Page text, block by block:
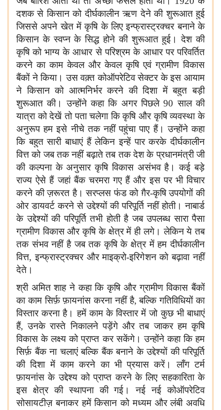
दशक से किसान को दीर्घकालीन ऋण देने की शुरूआत हुई
जिससे अपने खेत में कृषि के लिए इन्फ्रास्ट्रक्चर बनाने के
किसान के स्वप्न के सिद्ध होने की शुरूआत हुई। देश की
कृषि को भाग्य के आधार से परिश्रम के आधार पर परिवर्तित
करने का काम केवल और केवल कृषि एवं ग्रामीण विकास
बैंकों ने किया। उस वक़्त कोऑपरेटिव सेक्टर के इस आयाम
ने किसान को आत्मनिर्भर करने की दिशा में बहुत बड़ी
शुरूआत की। उन्होंने कहा कि अगर पिछले 90 साल की
यात्रा को देखें तो पता चलेगा कि कृषि और कृषि व्यवस्था के
अनुरूप हम इसे नीचे तक नहीं पहुंचा पाए हैं। उन्होंने कहा
कि बहुत सारी बाधाएं हैं लेकिन इन्हें पार करके दीर्घकालीन
वित्त को जब तक नहीं बढ़ाते तब तक देश के प्रधानमंत्री जी
की कल्पना के अनुसार कृषि विकास असंभव है। कई बड़े
राज्य ऐसे हैं जहां बैंक चरमरा गए हैं और इस पर भी विचार
करने की ज़रूरत है। सरप्लस फंड को ग़ैर-कृषि उपयोगों की
ओर डायवर्ट करने से उद्देश्यों की परिपूर्ति नहीं होती। नाबार्ड
के उद्देश्यों की परिपूर्ति तभी होती है जब उपलब्ध सारा पैसा
ग्रामीण विकास और कृषि के क्षेत्र में ही लगे। लेकिन ये तब
तक संभव नहीं है जब तक कृषि के क्षेत्र में हम दीर्घकालीन
वित्त, इन्फ्रास्ट्रक्चर और माइक्रो-इरिगेशन को बढ़ावा नहीं
देते।
श्री अमित शाह ने कहा कि कृषि और ग्रामीण विकास बैंकों
का काम सिर्फ़ फ़ायनांस करना नहीं है, बल्कि गतिविधियों का
विस्तार करना है। हमें काम के विस्तार में जो कुछ भी बाधाएं
हैं, उनके रास्ते निकालने पड़ेंगे और तब जाकर हम कृषि
विकास के लक्ष्य को प्राप्त कर सकेंगे। उन्होंने कहा कि हम
सिर्फ़ बैंक ना चलाएं बल्कि बैंक बनाने के उद्देश्यों की परिपूर्ति
की दिशा में काम करने का भी प्रयास करें। लॉंग टर्म
फ़ायनांस के उद्देश्य को प्राप्त करने के लिए सहकारिता के
इस क्षेत्र की स्थापना की गई। नई नई कोऑपरेटिव
सोसायटीज़ बनाकर हमें किसान को मध्यम और लंबी अवधि